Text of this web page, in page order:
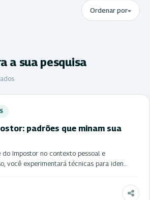
Ordenar por
a sua pesquisa
padrões que minam sua
do Impostor no contexto pessoal e
você experimentará técnicas para iden…